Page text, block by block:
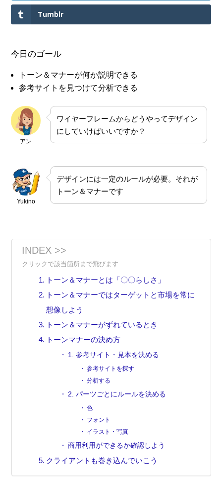
Tumblr
今日のゴール
トーン＆マナーが何か説明できる
参考サイトを見つけて分析できる
アン
ワイヤーフレームからどうやってデザイン
にしていけばいいですか？
Yukino
デザインには一定のルールが必要。それが
トーン＆マナーです
INDEX >>
トーン＆マナーとは「〇〇らしさ」
トーン＆マナーではターゲットと市場を常に
想像しよう
トーン＆マナーがずれているとき
トーンマナーの決め方
1. 参考サイト・見本を決める
参考サイトを探す
分析する
2. パーツごとにルールを決める
色
フォント
イラスト・写真
商用利用ができるか確認しよう
クライアントも巻き込んでいこう
もっとWebデザインを学びたい方はこちら